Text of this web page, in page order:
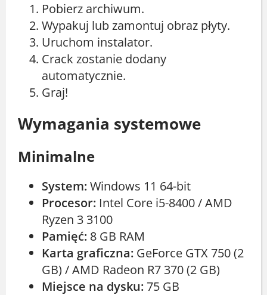
Pobierz archiwum.
Wypakuj lub zamontuj obraz płyty.
Uruchom instalator.
Crack zostanie dodany
automatycznie.
Graj!
Wymagania systemowe
Minimalne
System:Windows 11 64-bit
Procesor: Intel Core i5-8400 / AMD
Ryzen 3 3100
Pamięć: 8 GB RAM
Karta graficzna: GeForce GTX 750 (2
GB) / AMD Radeon R7 370 (2 GB)
Miejsce na dysku: 75 GB